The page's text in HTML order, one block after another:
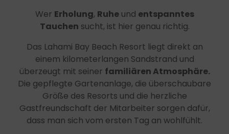
Wer Erholung, Ruheund entspanntes
Tauchen sucht, ist hier genau richtig.
Das Lahami Bay Beach Resort liegt direkt an
einem kilometerlangen Sandstrand und
überzeugt mit seiner familiären Atmosphäre.
Die gepflegte Gartenanlage, die überschaubare
Größe des Resorts und die herzliche
Gastfreundschaft der Mitarbeiter sorgen dafür,
dass man sich vom ersten Tag an wohlfühlt.